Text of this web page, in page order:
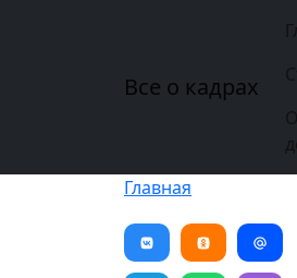
Все о кадрах
Главная